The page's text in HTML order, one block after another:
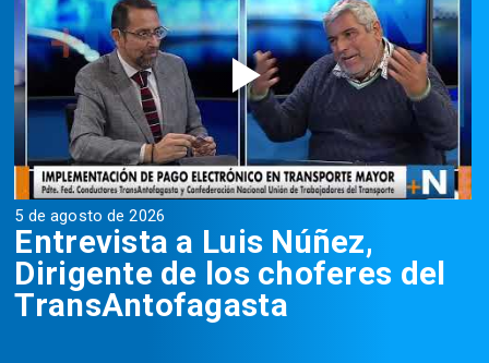
5 de agosto de 2026
Entrevista a Luis Núñez,
Dirigente de los choferes del
TransAntofagasta